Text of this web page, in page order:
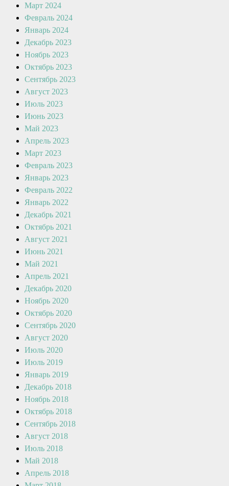
Март 2024
Февраль 2024
Январь 2024
Декабрь 2023
Ноябрь 2023
Октябрь 2023
Сентябрь 2023
Август 2023
Июль 2023
Июнь 2023
Май 2023
Апрель 2023
Март 2023
Февраль 2023
Январь 2023
Февраль 2022
Январь 2022
Декабрь 2021
Октябрь 2021
Август 2021
Июнь 2021
Май 2021
Апрель 2021
Декабрь 2020
Ноябрь 2020
Октябрь 2020
Сентябрь 2020
Август 2020
Июль 2020
Июль 2019
Январь 2019
Декабрь 2018
Ноябрь 2018
Октябрь 2018
Сентябрь 2018
Август 2018
Июль 2018
Май 2018
Апрель 2018